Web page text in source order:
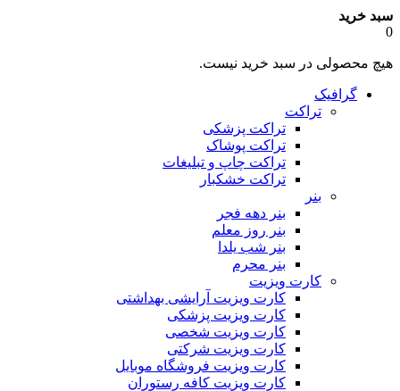
سبد خرید
0
هیچ محصولی در سبد خرید نیست.
گرافیک
تراکت
تراکت پزشکی
تراکت پوشاک
تراکت چاپ و تبلیغات
تراکت خشکبار
بنر
بنر دهه فجر
بنر روز معلم
بنر شب یلدا
بنر محرم
کارت ویزیت
کارت ویزیت آرایشی بهداشتی
کارت ویزیت پزشکی
کارت ویزیت شخصی
کارت ویزیت شرکتی
کارت ویزیت فروشگاه موبایل
کارت ویزیت کافه رستوران